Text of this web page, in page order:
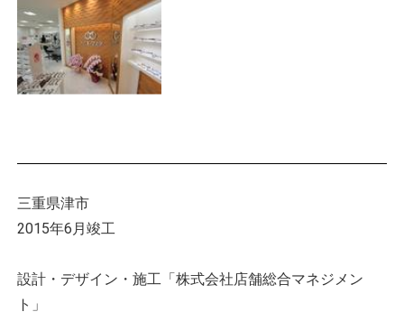
三重県津市
2015年6月竣工
設計・デザイン・施工「株式会社店舗総合マネジメン
ト」